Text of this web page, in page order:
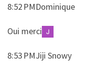
8:52 PMDominique
​​Oui merci
8:53 PMJiji Snowy